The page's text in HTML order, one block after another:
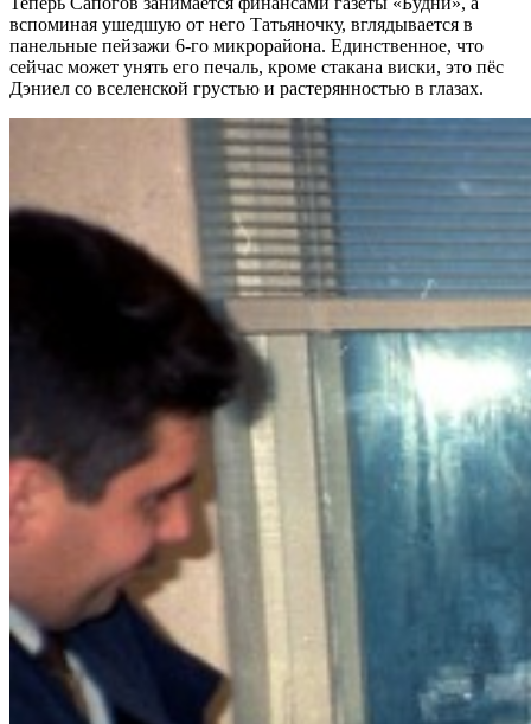
вспоминая ушедшую от него Татьяночку, вглядывается в
панельные пейзажи 6-го микрорайона. Единственное, что
сейчас может унять его печаль, кроме стакана виски, это пёс
Дэниел со вселенской грустью и растерянностью в глазах.